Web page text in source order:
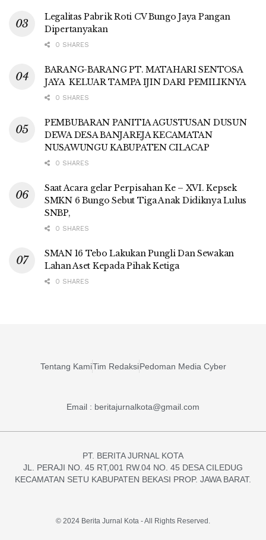
Legalitas Pabrik Roti CV Bungo Jaya Pangan
Dipertanyakan
0 SHARES
BARANG-BARANG PT. MATAHARI SENTOSA
JAYA KELUAR TAMPA IJIN DARI PEMILIKNYA
0 SHARES
PEMBUBARAN PANITIA AGUSTUSAN DUSUN
DEWA DESA BANJAREJA KECAMATAN
NUSAWUNGU KABUPATEN CILACAP
0 SHARES
Saat Acara gelar Perpisahan Ke – XVI. Kepsek
SMKN 6 Bungo Sebut Tiga Anak Didiknya Lulus
SNBP,
0 SHARES
SMAN 16 Tebo Lakukan Pungli Dan Sewakan
Lahan Aset Kepada Pihak Ketiga
0 SHARES
Tentang KamiTim RedaksiPedoman Media Cyber
Email : beritajurnalkota@gmail.com
PT. BERITA JURNAL KOTA
JL. PERAJI NO. 45 RT,001 RW.04 NO. 45 DESA CILEDUG
KECAMATAN SETU KABUPATEN BEKASI PROP. JAWA BARAT.
© 2024 Berita Jurnal Kota - All Rights Reserved.